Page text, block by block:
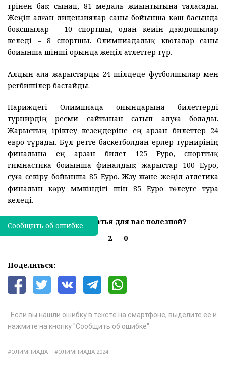
түрінен бақ сынап, 81 медаль жиынтығына таласады.
Жеңіп алған лицензиялар саны бойынша көш басында
боксшылар – 10 спортшы, одан кейін дзюдошылар
келеді – 8 спортшы. Олимпиадалық квоталар саны
бойынша үшінші орында жеңіл атлеттер тұр.
Алдын ала жарыстарды 24-шілдеде футболшылар мен
регбишілер бастайды.
Париждегі Олимпиада ойындарына билеттерді
турнирдің ресми сайтынан сатып алуға болады.
Жарыстың іріктеу кезеңдеріне ең арзан билеттер 24
евро тұрады. Бұл ретте баскетболдан ерлер турнирінің
финалына ең арзан билет 125 Еуро, спорттық
гимнастика бойынша финалдық жарыстар 100 Еуро,
суға секіру бойынша 85 Еуро. Жүзу және жеңіл атлетика
финалын көру мүмкіндігі үшін 85 Еуро төлеуге тура
келеді.
Была ли эта статья для вас полезной?
2
0
Поделиться:
Если вы нашли ошибку в тексте на смартфоне, выделите её и
нажмите на кнопку "Сообщить об ошибке"
ОЛИМПИАДА ОЛИМПИАДА-2024
Сообщить об ошибке